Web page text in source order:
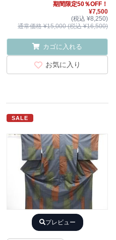
期間限定50％OFF！
¥7,500
(税込 ¥8,250)
通常価格 ¥15,000 (税込 ¥16,500)
カゴに入れる
お気に入り
SALE
プレビュー